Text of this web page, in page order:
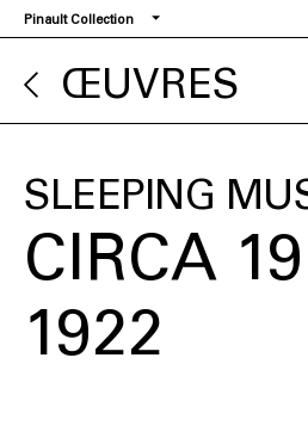
Aller
au
contenu
principal
Pinault Collection
ŒUVRES
SLEEPING
CIRCA
1922